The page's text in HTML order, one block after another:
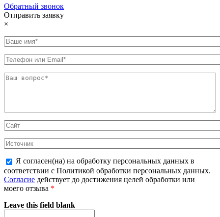
Обратный звонок
Отправить заявку
×
Я согласен(на) на обработку персональных данных в
соответствии с Политикой обработки персональных данных.
Согласие действует до достижения целей обработки или
моего отзыва *
Leave this field blank